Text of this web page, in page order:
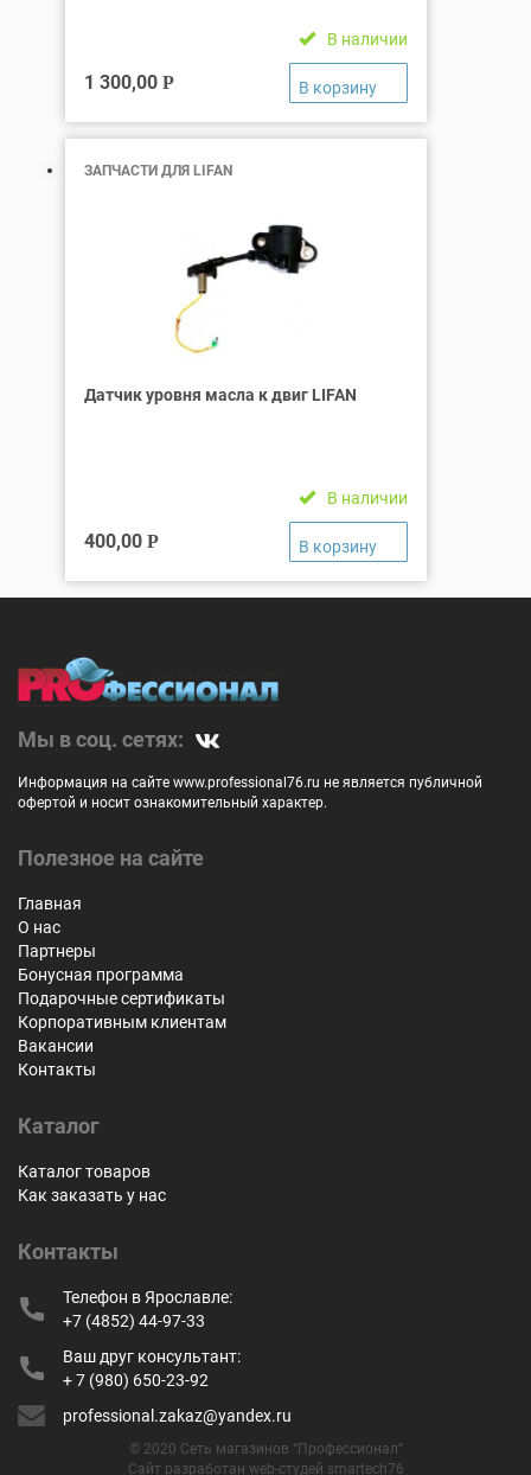
В наличии
1 300,00 Р
ЗАПЧАСТИ ДЛЯ LIFAN
Датчик уровня масла к двиг LIFAN
В наличии
400,00 Р
Мы в соц. сетях:
Информация на сайте www.professional76.ru не является публичной
офертой и носит ознакомительный характер.
Полезное на сайте
Главная
О нас
Партнеры
Бонусная программа
Подарочные сертификаты
Корпоративным клиентам
Вакансии
Контакты
Каталог
Каталог товаров
Как заказать у нас
Контакты
Телефон в Ярославле:
+7 (4852) 44-97-33
Ваш друг консультант:
+ 7 (980) 650-23-92
professional.zakaz@yandex.ru
© 2020 Сеть магазинов “Профессионал”
Сайт разработан web-студей smartech76